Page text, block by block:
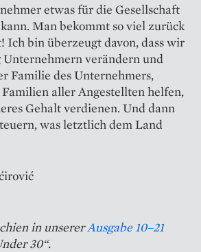
etwas für die Gesellschaft
Man bekommt so viel zurück
Ich bin überzeugt davon, dass wir
Unternehmern verändern und
Familie des Unternehmers,
aller Angestellten helfen,
Gehalt verdienen. Und dann
was letztlich dem Land
in unsererAusgabe 10–21
30“.